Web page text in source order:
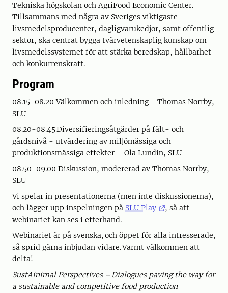
Tekniska högskolan och AgriFood Economic Center.
Tillsammans med några av Sveriges viktigaste
livsmedelsproducenter, dagligvarukedjor, samt offentlig
sektor, ska centrat bygga tvärvetenskaplig kunskap om
livsmedelssystemet för att stärka beredskap, hållbarhet
och konkurrenskraft.
Program
08.15-08.20 Välkommen och inledning - Thomas Norrby,
SLU
08.20-08.45 Diversifieringsåtgärder på fält- och
gårdsnivå - utvärdering av miljömässiga och
produktionsmässiga effekter – Ola Lundin, SLU
08.50-09.00 Diskussion, modererad av Thomas Norrby,
SLU
Vi spelar in presentationerna (men inte diskussionerna),
och lägger upp inspelningen på SLU Play
, så att
webinariet kan ses i efterhand.
Webinariet är på svenska, och öppet för alla intresserade,
så sprid gärna inbjudan vidare. Varmt välkommen att
delta!
SustAinimal Perspectives – Dialogues paving the way for
a sustainable and competitive food production